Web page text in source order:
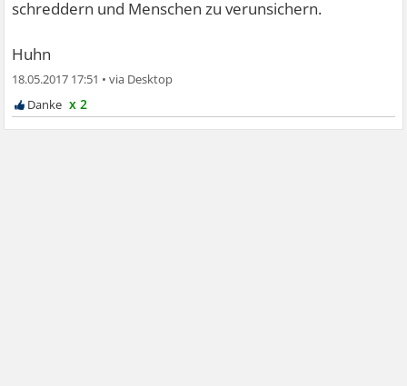
schreddern und Menschen zu verunsichern.
Huhn
18.05.2017 17:51 •
x 2